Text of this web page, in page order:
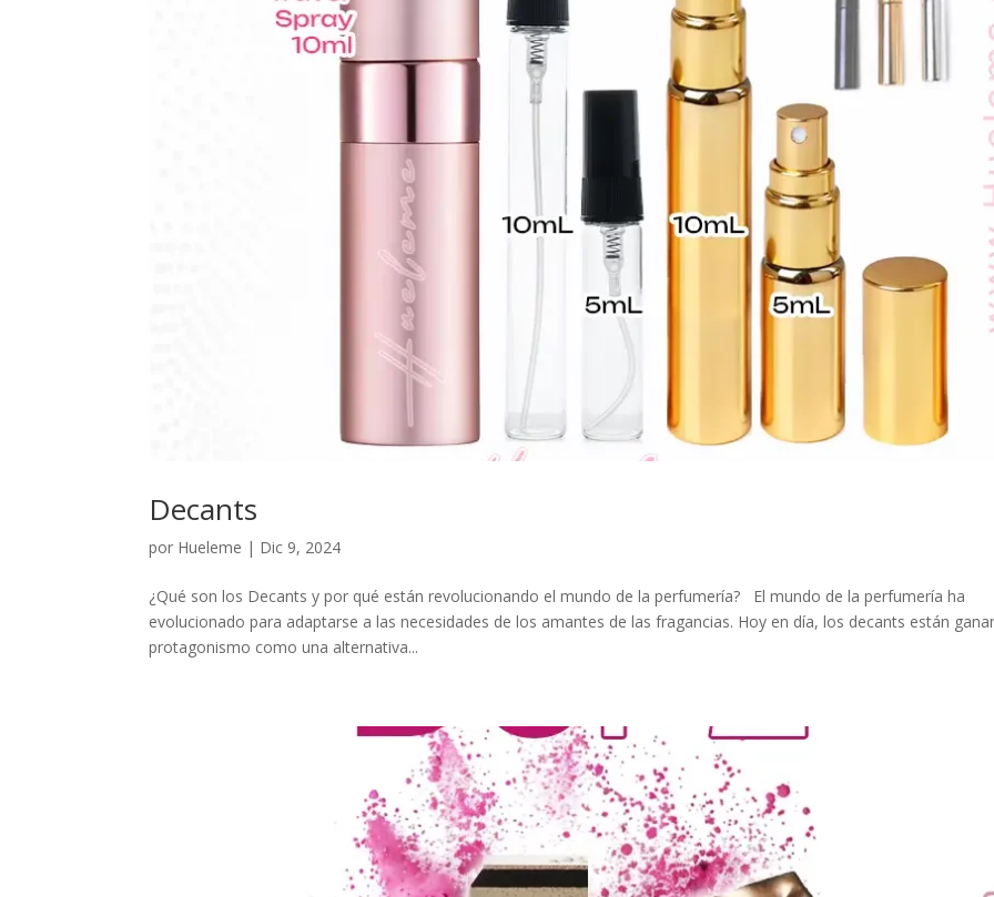
Decants
por Hueleme | Dic 9, 2024
¿Qué son los Decants y por qué están revolucionando el mundo de la perfumería? El mundo de la perfumería ha
evolucionado para adaptarse a las necesidades de los amantes de las fragancias. Hoy en día, los decants están
protagonismo como una alternativa...